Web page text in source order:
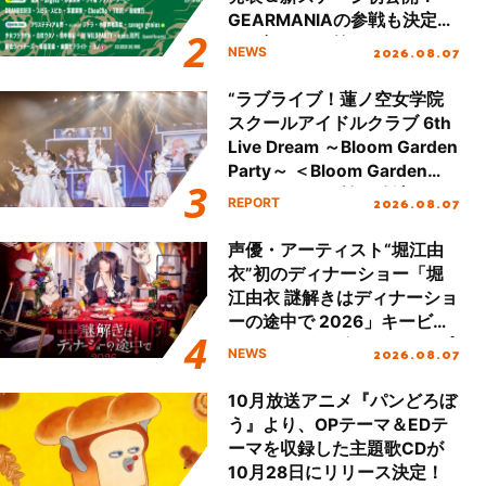
GEARMANIAの参戦も決定
し、初となる第3ステージの
NEWS 2026.08.07
“ラブライブ！蓮ノ空女学院
スクールアイドルクラブ 6th
Live Dream ～Bloom Garden
Party～ ＜Bloom Garden
Party Stage／埼玉公演＞”
REPORT 2026.08.07
声優・アーティスト“堀江由
衣”初のディナーショー「堀
江由衣 謎解きはディナーショ
ーの途中で 2026」キービジ
ュアル＆グッズラインナップ
NEWS 2026.08.07
10月放送アニメ『パンどろぼ
う』より、OPテーマ＆EDテ
ーマを収録した主題歌CDが
10月28日にリリース決定！